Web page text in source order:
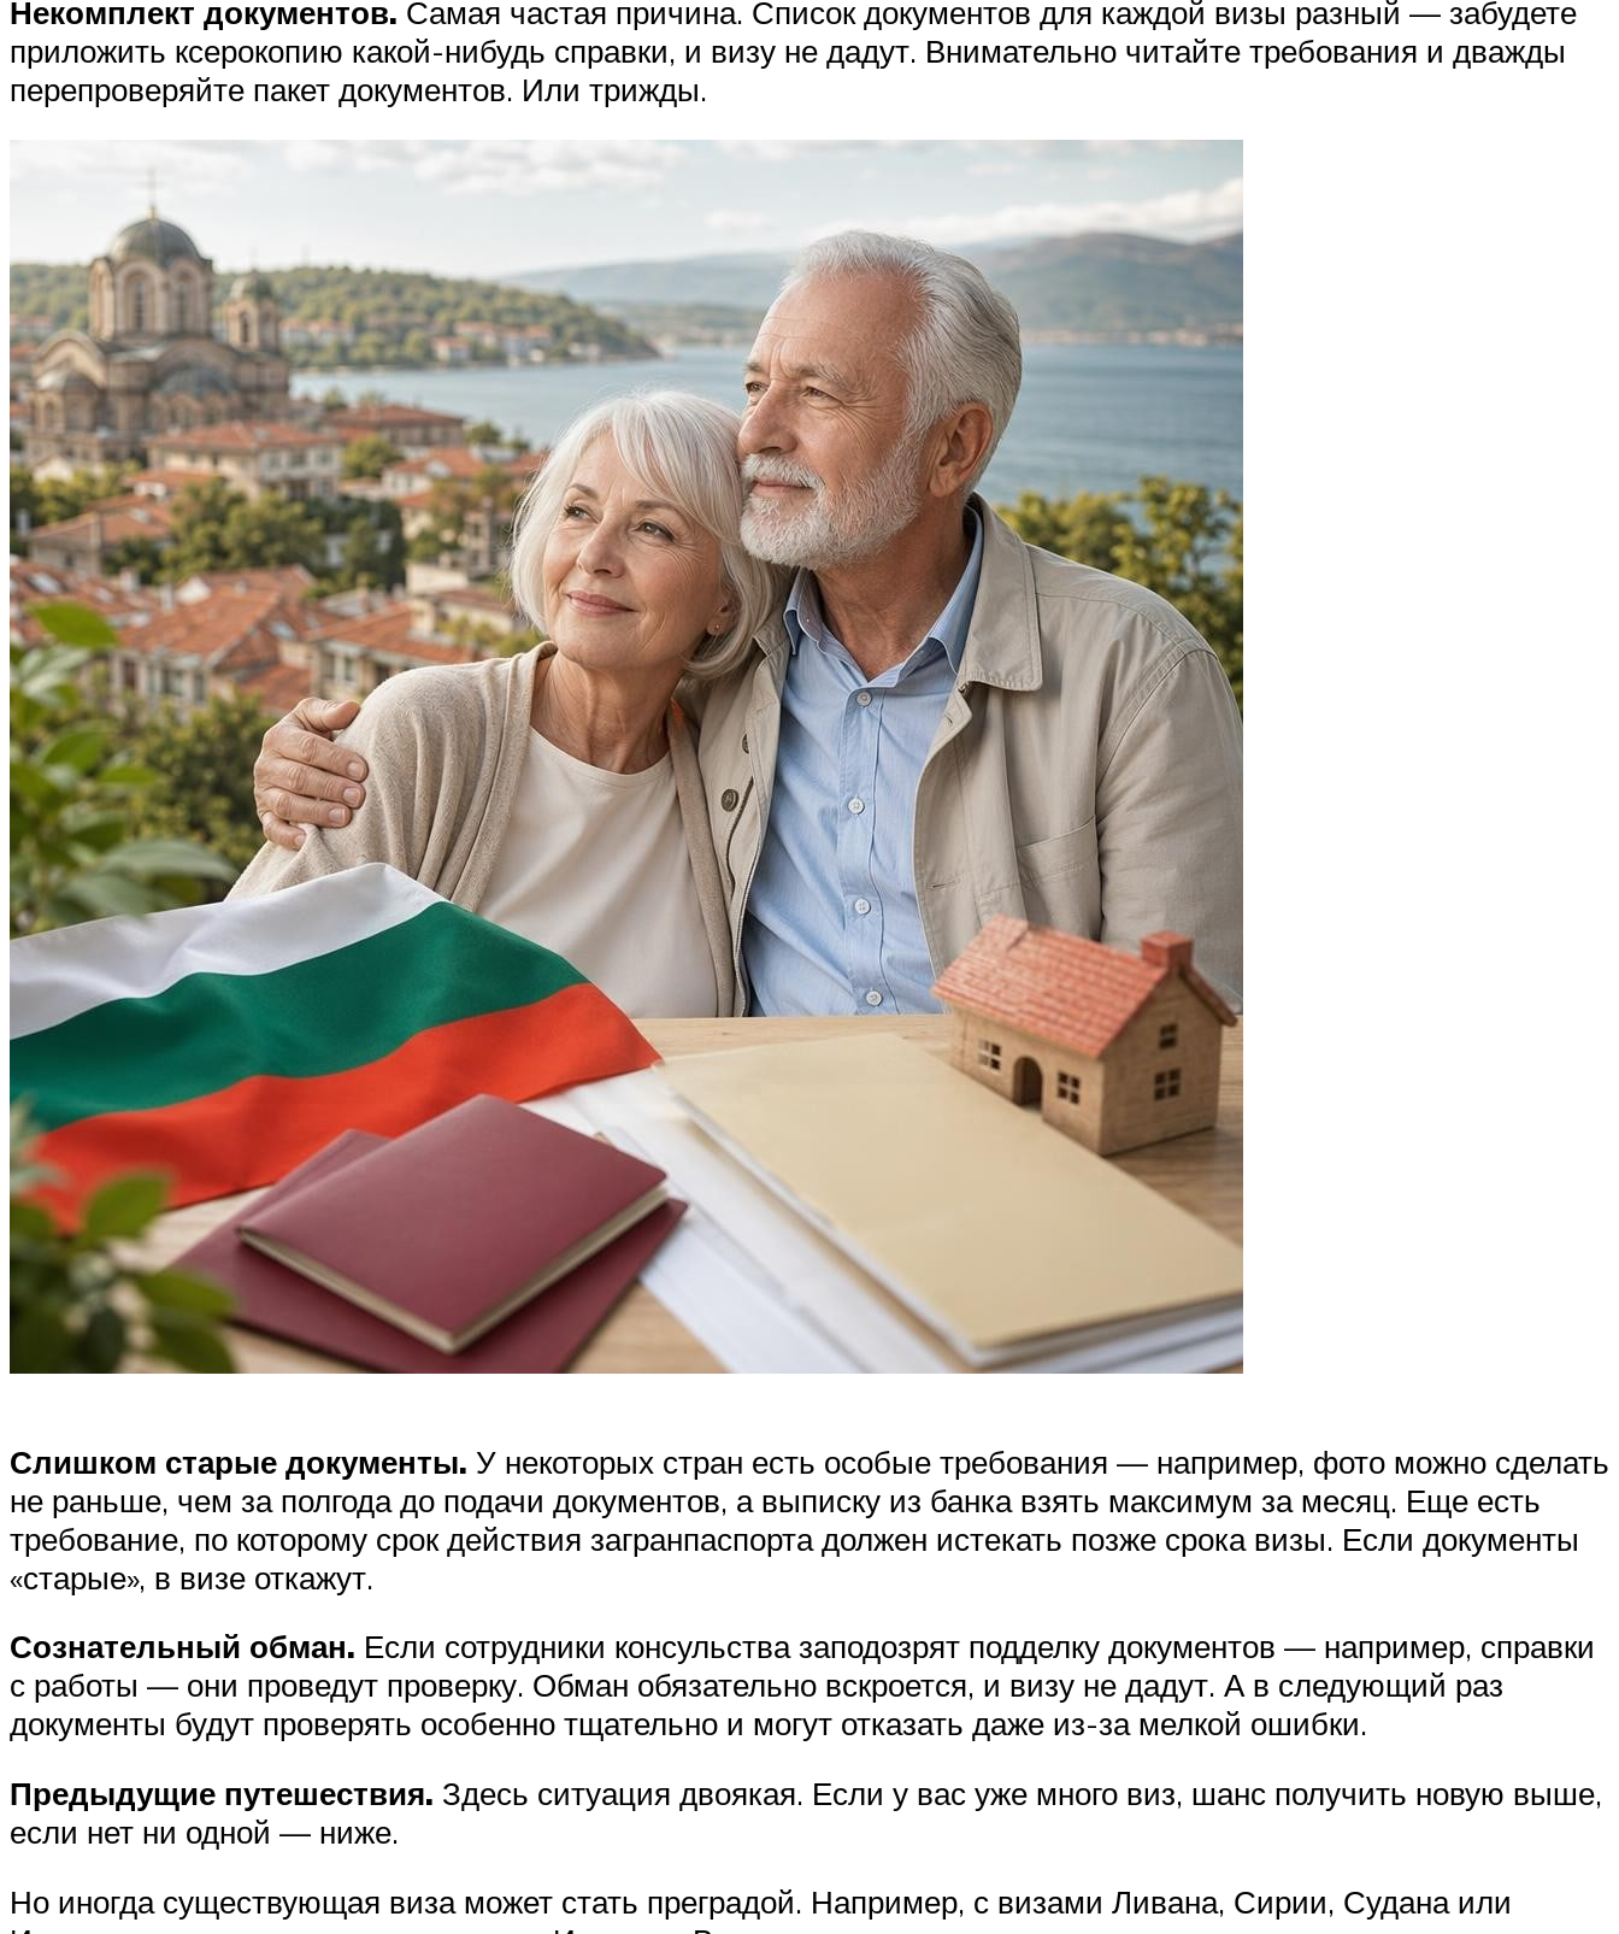
Некомплект документов. Самая частая причина. Список документов для каждой визы разный — забудете
приложить ксерокопию какой-нибудь справки, и визу не дадут. Внимательно читайте требования и дважды
перепроверяйте пакет документов. Или трижды.
Слишком старые документы. У некоторых стран есть особые требования — например, фото можно сделать
не раньше, чем за полгода до подачи документов, а выписку из банка взять максимум за месяц. Еще есть
требование, по которому срок действия загранпаспорта должен истекать позже срока визы. Если документы
«старые», в визе откажут.
Сознательный обман. Если сотрудники консульства заподозрят подделку документов — например, справки
с работы — они проведут проверку. Обман обязательно вскроется, и визу не дадут. А в следующий раз
документы будут проверять особенно тщательно и могут отказать даже из-за мелкой ошибки.
Предыдущие путешествия. Здесь ситуация двоякая. Если у вас уже много виз, шанс получить новую выше,
если нет ни одной — ниже.
Но иногда существующая виза может стать преградой. Например, с визами Ливана, Сирии, Судана или